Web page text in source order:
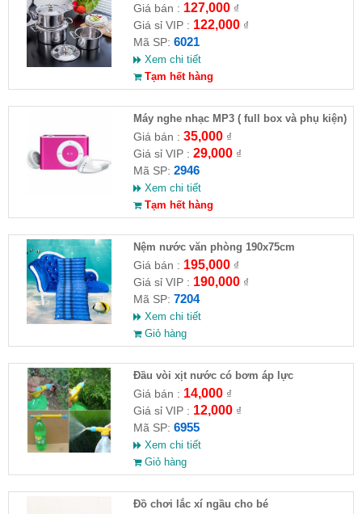
Giá bán : 127,000₫
Giá sỉ VIP : 122,000₫
Mã SP: 6021
Xem chi tiết
Tạm hết hàng
Máy nghe nhạc MP3 ( full box và phụ kiện)
Giá bán : 35,000₫
Giá sỉ VIP : 29,000₫
Mã SP: 2946
Xem chi tiết
Tạm hết hàng
Nệm nước văn phòng 190x75cm
Giá bán : 195,000₫
Giá sỉ VIP : 190,000₫
Mã SP: 7204
Xem chi tiết
Giỏ hàng
Đầu vòi xịt nước có bơm áp lực
Giá bán : 14,000₫
Giá sỉ VIP : 12,000₫
Mã SP: 6955
Xem chi tiết
Giỏ hàng
Đồ chơi lắc xí ngầu cho bé